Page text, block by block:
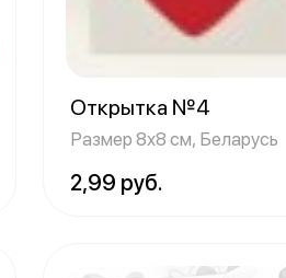
Открытка №4
Размер 8х8 см, Беларусь
2,99 руб.